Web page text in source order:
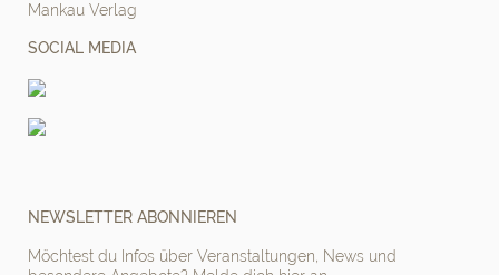
Mankau Verlag
SOCIAL MEDIA
NEWSLETTER ABONNIEREN
Möchtest du Infos über Veranstaltungen, News und